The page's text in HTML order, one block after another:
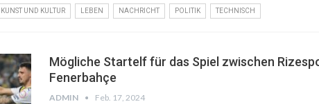
KUNST UND KULTUR LEBEN NACHRICHT POLITIK TECHNISCH
Mögliche Startelf für das Spiel zwischen
Fenerbahçe
ADMIN Feb. 17, 2024